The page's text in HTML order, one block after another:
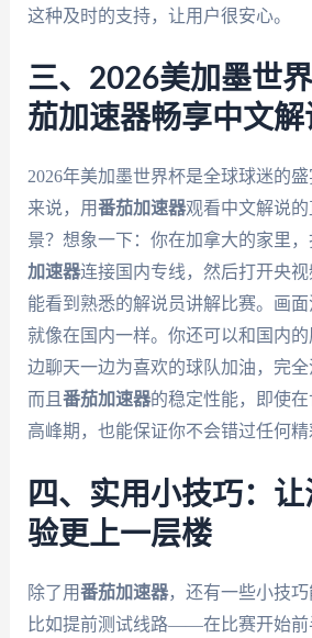
这种及时的支持，让用户很安心。
三、2026美加墨世
茄加速器畅享中文解
2026年美加墨世界杯是全球球迷的
来说，用番茄加速器观看中文解说
景？想象一下：你在加拿大的家里，
加速器连接国内专线，然后打开央
能看到熟悉的解说员讲解比赛。画面
就像在国内一样。你还可以和国内
边聊天一边为喜欢的球队加油，完全
而且 番茄加速器的稳定性能，即使
高峰期，也能保证你不会错过任何精
四、实用小技巧：
验更上一层楼
除了用番茄加速器，还有一些小技巧
比如提前测试线路——在比赛开始前